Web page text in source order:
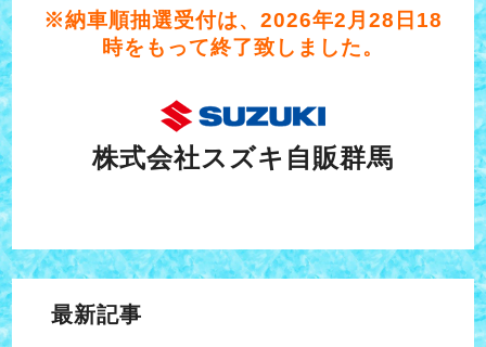
※納車順抽選受付は、2026年2月28日18
時をもって終了致しました。
株式会社スズキ自販群馬
最新記事